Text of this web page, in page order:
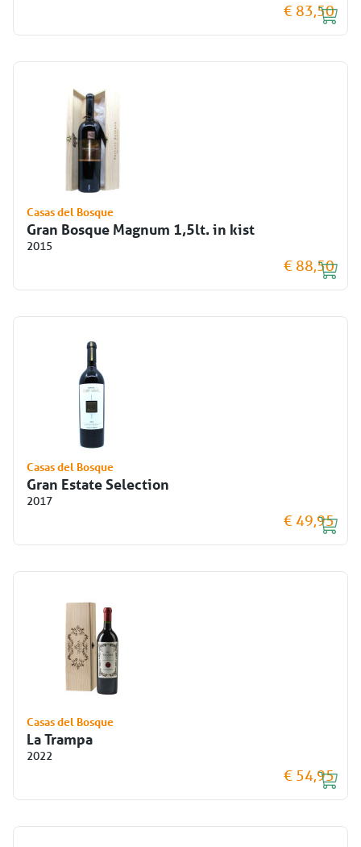
€ 83,50
Casas del Bosque
Gran Bosque Magnum 1,5lt. in kist
2015
€ 88,50
Casas del Bosque
Gran Estate Selection
2017
€ 49,95
Casas del Bosque
La Trampa
2022
€ 54,95